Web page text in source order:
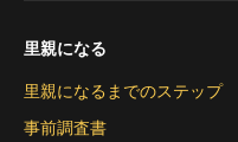
里親になる
里親になるまでのステップ
事前調査書